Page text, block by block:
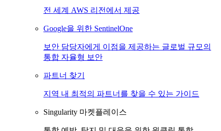
전 세계 AWS 리전에서 제공
Google을 위한 SentinelOne
보안 담당자에게 이점을 제공하는 글로벌 규모의
통합 자율형 보안
파트너 찾기
지역 내 최적의 파트너를 찾을 수 있는 가이드
Singularity 마켓플레이스